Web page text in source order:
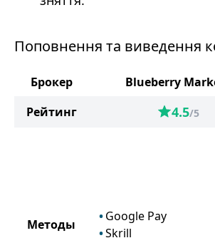
Поповнення та виведення
Брокер Blueberry
Рейтинг
4.5/5
Методы
Google Pay
Skrill